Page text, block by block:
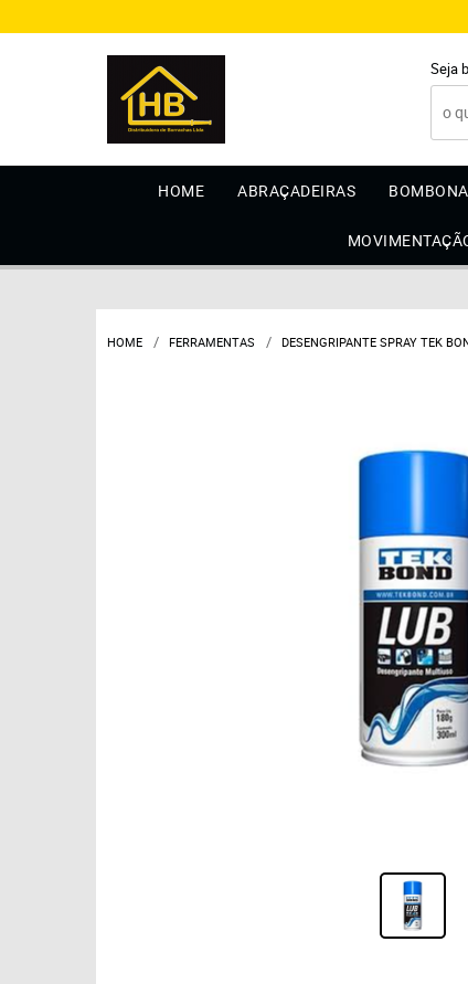
Seja
HOME ABRAÇADEIRAS
HOME FERRAMENTAS DESENGRIPANTE SPRAY TEK